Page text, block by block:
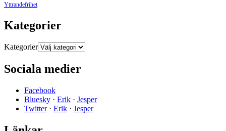
Yttrandefrihet
Kategorier
Kategorier
Sociala medier
Facebook
Bluesky · Erik · Jesper
Twitter· Erik · Jesper